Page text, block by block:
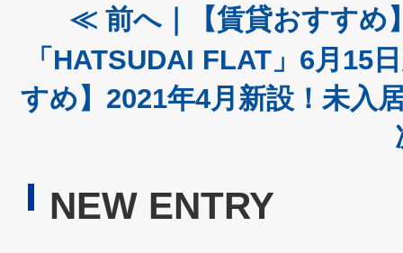
≪ 前へ｜【賃貸おすすめ
「HATSUDAI FLAT」6月15
すめ】2021年4月新設！未入
NEW ENTRY